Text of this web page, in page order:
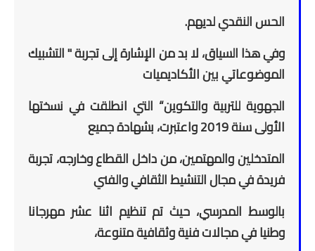
الحس النقدي لديهم.
وفي هذا السياق، لا بد من الإشارة إلى تجربة " التشبيك
الموضوعاتي بين الأكاديميات
الجهوية للتربية والتكوين“ التي انطلقت في نسختها
الأولى سنة 2019 واعتبرت، بشهادة جميع
المتدخلين والمهتمين، من داخل القطاع وخارجه، تجربة
فريدة في مجال التنشيط الثقافي والفني
بالوسط المدرسي، حيث تم تنظيم اثنا عشر مهرجانا
وطنيا في مجالات فنية وثقافية متنوعة،